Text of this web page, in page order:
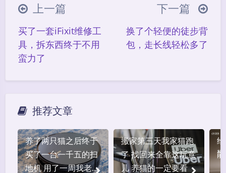
浅阴影 深阴影
关闭 日落 暗化 灰度
上一篇
买了一套iFixit维修工
具，拆东西终于不用
蛮力了
下一篇
换了个轻便的徒步背
包，走长线轻松多了
推荐文章
养了两只猫之后终于
买了一台一千五的扫
地机 用了一周我老公
搬家第三天我家猫跑
了 找回来全靠这玩意
儿 养猫的一定要看